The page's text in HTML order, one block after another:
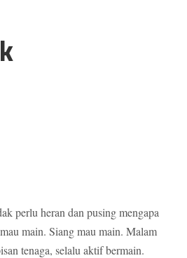
perlu heran dan pusing mengapa
main. Siang mau main. Malam
tenaga, selalu aktif bermain.